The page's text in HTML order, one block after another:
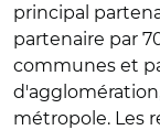
principal
partenaire par
communes et
métropole. Les